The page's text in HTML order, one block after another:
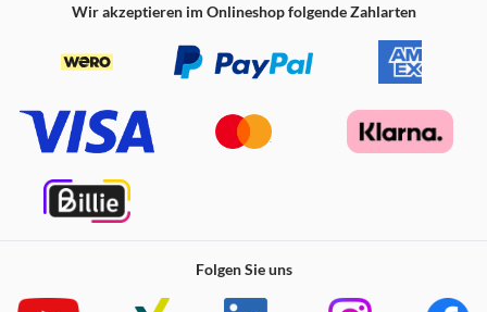
Wir akzeptieren im Onlineshop folgende Zahlarten
Folgen Sie uns